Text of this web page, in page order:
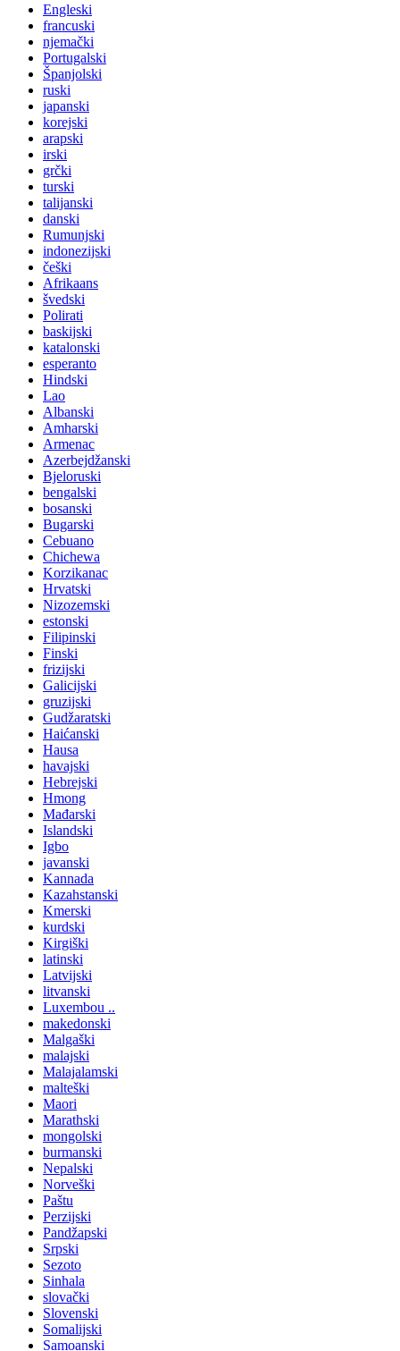
Engleski
francuski
njemački
Portugalski
Španjolski
ruski
japanski
korejski
arapski
irski
grčki
turski
talijanski
danski
Rumunjski
indonezijski
češki
Afrikaans
švedski
Polirati
baskijski
katalonski
esperanto
Hindski
Lao
Albanski
Amharski
Armenac
Azerbejdžanski
Bjeloruski
bengalski
bosanski
Bugarski
Cebuano
Chichewa
Korzikanac
Hrvatski
Nizozemski
estonski
Filipinski
Finski
frizijski
Galicijski
gruzijski
Gudžaratski
Haićanski
Hausa
havajski
Hebrejski
Hmong
Mađarski
Islandski
Igbo
javanski
Kannada
Kazahstanski
Kmerski
kurdski
Kirgiški
latinski
Latvijski
litvanski
Luxembou ..
makedonski
Malgaški
malajski
Malajalamski
malteški
Maori
Marathski
mongolski
burmanski
Nepalski
Norveški
Paštu
Perzijski
Pandžapski
Srpski
Sezoto
Sinhala
slovački
Slovenski
Somalijski
Samoanski